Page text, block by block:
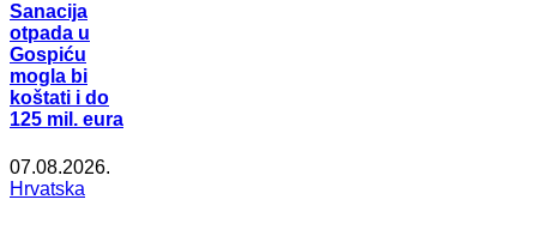
Sanacija
otpada u
Gospiću
mogla bi
koštati i do
125 mil. eura
07.08.2026.
Hrvatska